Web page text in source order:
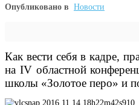
Опубликовано в Новости
Как вести себя в кадре,
на IVобластной
школы «Золотое перо» и